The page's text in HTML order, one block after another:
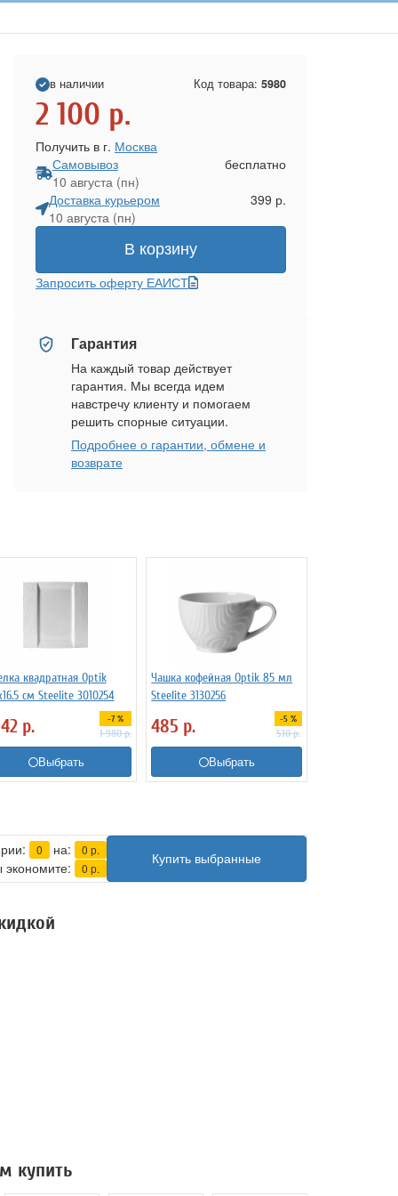
в наличии Код товара: 5980
2 100 р.
Получить в г. Москва
Самовывоз
10 августа (пн)
бесплатно
Доставка курьером
10 августа (пн)
399 р.
В корзину
Запросить оферту ЕАИСТ
Гарантия
На каждый товар действует
гарантия. Мы всегда идем
навстречу клиенту и помогаем
решить спорные ситуации.
Подробнее о гарантии, обмене и
возврате
квадратная Optik
см Steelite 3010254
р. -7 %
1 980р.
Выбрать
Чашка кофейная Optik 85 мл
Steelite 3130256
485 р. -5 %
510р.
Выбрать
0 на: 0 р.
экономите: 0 р.
Купить выбранные
купить